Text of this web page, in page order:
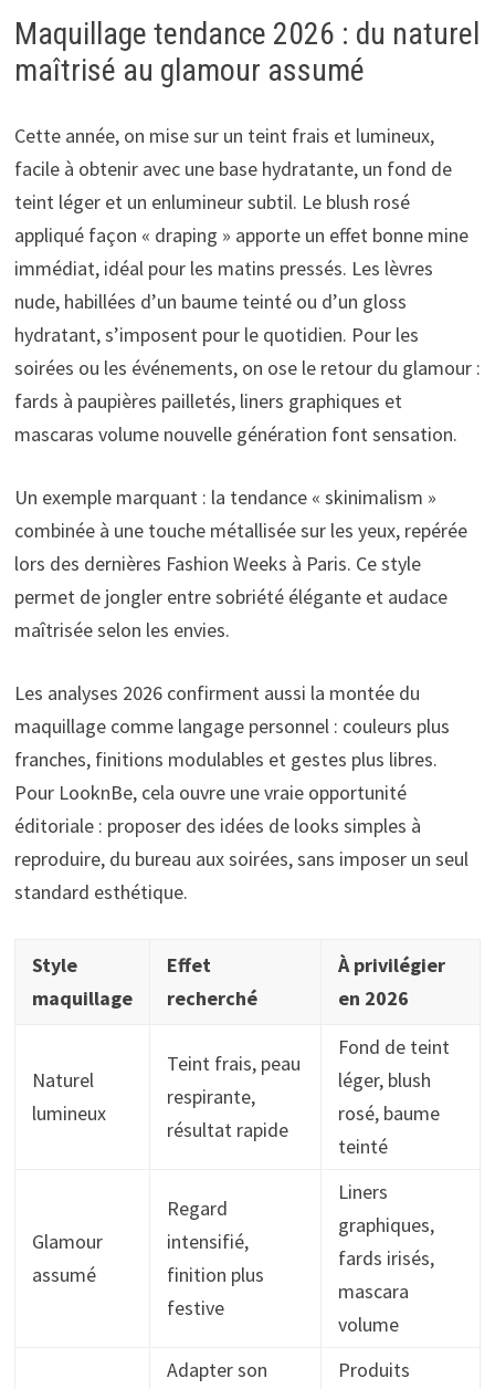
Maquillage tendance 2026 : du naturel
maîtrisé au glamour assumé
Cette année, on mise sur un teint frais et lumineux,
facile à obtenir avec une base hydratante, un fond de
teint léger et un enlumineur subtil. Le blush rosé
appliqué façon « draping » apporte un effet bonne mine
immédiat, idéal pour les matins pressés. Les lèvres
nude, habillées d’un baume teinté ou d’un gloss
hydratant, s’imposent pour le quotidien. Pour les
soirées ou les événements, on ose le retour du glamour :
fards à paupières pailletés, liners graphiques et
mascaras volume nouvelle génération font sensation.
Un exemple marquant : la tendance « skinimalism »
combinée à une touche métallisée sur les yeux, repérée
lors des dernières Fashion Weeks à Paris. Ce style
permet de jongler entre sobriété élégante et audace
maîtrisée selon les envies.
Les analyses 2026 confirment aussi la montée du
maquillage comme langage personnel : couleurs plus
franches, finitions modulables et gestes plus libres.
Pour LooknBe, cela ouvre une vraie opportunité
éditoriale : proposer des idées de looks simples à
reproduire, du bureau aux soirées, sans imposer un seul
standard esthétique.
Style
maquillage
Effet
recherché
À privilégier
en 2026
Naturel
lumineux
Teint frais, peau
respirante,
résultat rapide
Fond de teint
léger, blush
rosé, baume
teinté
Glamour
assumé
Regard
intensifié,
finition plus
festive
Liners
graphiques,
fards irisés,
mascara
volume
Adapter son
Produits